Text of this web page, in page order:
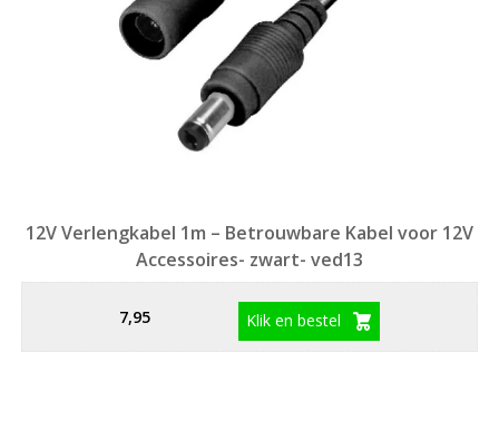
12V Verlengkabel 1m – Betrouwbare Kabel voor 12V
Accessoires- zwart- ved13
7,95 Klik en bestel